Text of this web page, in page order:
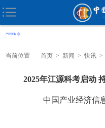
当前位置 首页 > 新闻 > 快讯 >
2025年江源科考启动
中国产业经济信